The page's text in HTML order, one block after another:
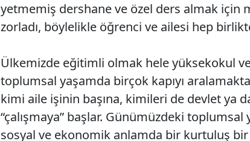
yetmemiş dershane ve özel ders almak için
zorladı, böylelikle öğrenci ve ailesi hep
Ülkemizde eğitimli olmak hele yüksekokul
toplumsal yaşamda birçok kapıyı
kimi aile işinin başına, kimileri de devlet ya
“çalışmaya” başlar. Günümüzdeki
sosyal ve ekonomik anlamda bir kurtuluş bir